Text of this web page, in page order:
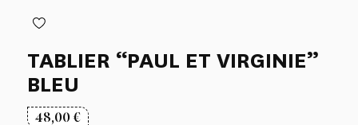
TABLIER “PAUL ET VIRGINIE”
BLEU
48,00€